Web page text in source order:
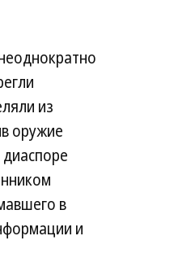
из
оружие
в
и